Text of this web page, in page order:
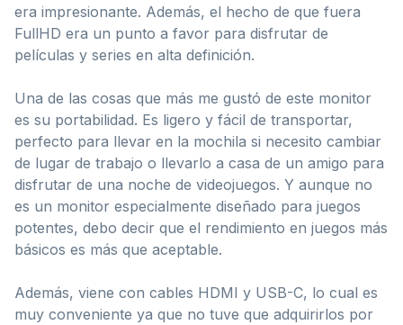
era impresionante. Además, el hecho de que fuera
FullHD era un punto a favor para disfrutar de
películas y series en alta definición.
Una de las cosas que más me gustó de este monitor
es su portabilidad. Es ligero y fácil de transportar,
perfecto para llevar en la mochila si necesito cambiar
de lugar de trabajo o llevarlo a casa de un amigo para
disfrutar de una noche de videojuegos. Y aunque no
es un monitor especialmente diseñado para juegos
potentes, debo decir que el rendimiento en juegos más
básicos es más que aceptable.
Además, viene con cables HDMI y USB-C, lo cual es
muy conveniente ya que no tuve que adquirirlos por